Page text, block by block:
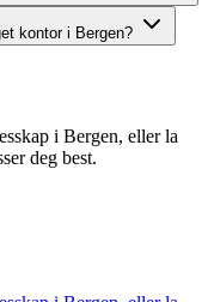
kontor i Bergen?
i Bergen, eller la
deg best.